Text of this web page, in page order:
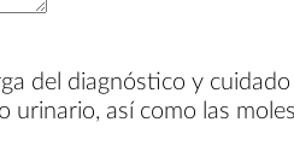
del diagnóstico y
así como las